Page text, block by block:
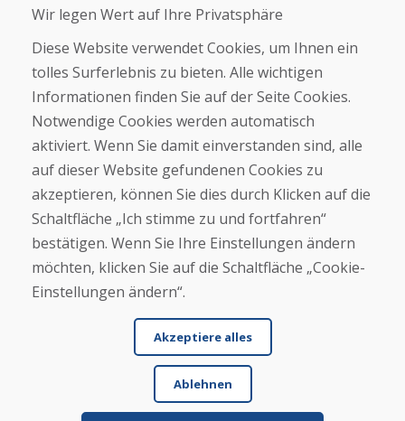
Über uns
Kontakt
Kaufen
E-Shop
Geschäftsbedingungen
Zahlung
Beschwerde
Rückgabe und Umtausch von Waren
Cookies
© DOMIVOSPORT 2026, Alle Rechte vorbehalten
Wir legen Wert auf Ihre Privatsphäre
Diese Website verwendet Cookies, um Ihnen ein
tolles Surferlebnis zu bieten. Alle wichtigen
Informationen finden Sie auf der Seite Cookies.
Notwendige Cookies werden automatisch
aktiviert. Wenn Sie damit einverstanden sind, alle
auf dieser Website gefundenen Cookies zu
akzeptieren, können Sie dies durch Klicken auf die
Schaltfläche „Ich stimme zu und fortfahren“
bestätigen. Wenn Sie Ihre Einstellungen ändern
möchten, klicken Sie auf die Schaltfläche „Cookie-
Einstellungen ändern“.
Akzeptiere alles
Ablehnen